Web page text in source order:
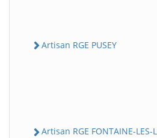
Artisan RGE PUSEY
Artisan RGE FONTAINE-LES-